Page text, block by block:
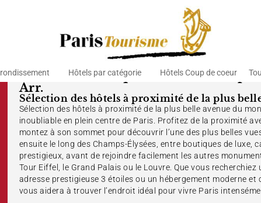
Hôtels par catégorie Hôtels Coup de coeur
Hôtels 3 étoiles quartier des Champs-
Arr.
Sélection des hôtels à proximité de la plus
Sélection des hôtels à proximité de la plus belle avenue du
inoubliable en plein centre de Paris. Profitez de la proximité
montez à son sommet pour découvrir l’une des plus belles
ensuite le long des Champs-Élysées, entre boutiques de luxe,
prestigieux, avant de rejoindre facilement les autres
Tour Eiffel, le Grand Palais ou le Louvre. Que vous recherchiez
adresse prestigieuse 3 étoiles ou un hébergement moderne
vous aidera à trouver l’endroit idéal pour vivre Paris